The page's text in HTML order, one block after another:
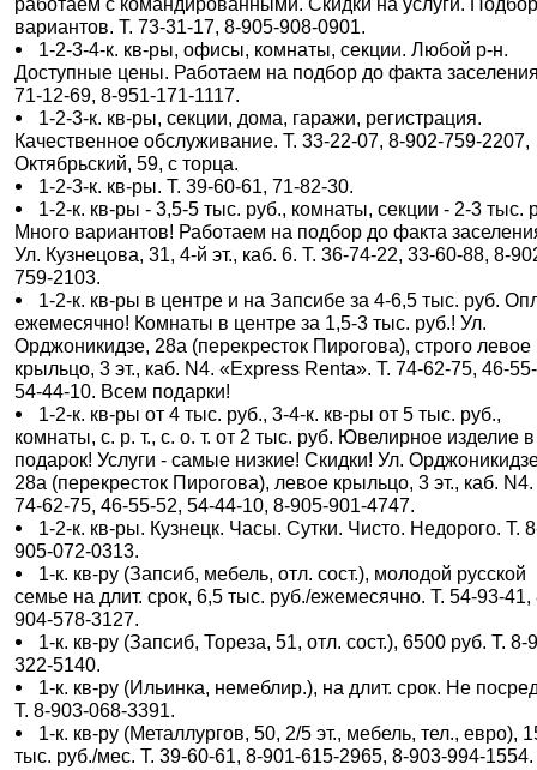
вариантов. Т. 73-31-17, 8-905-908-0901.
1-2-3-4-к. кв-ры, офисы, комнаты, секции. Любой р-н.
Доступные цены. Работаем на подбор до факта
71-12-69, 8-951-171-1117.
1-2-3-к. кв-ры, секции, дома, гаражи, регистрация.
Качественное обслуживание. Т. 33-22-07, 8-902-759-2207,
Октябрьский, 59, с торца.
1-2-3-к. кв-ры. Т. 39-60-61, 71-82-30.
1-2-к. кв-ры - 3,5-5 тыс. руб., комнаты, секции - 2-3 тыс.
Много вариантов! Работаем на подбор до факта
Ул. Кузнецова, 31, 4-й эт., каб. 6. Т. 36-74-22, 33-60-88, 8-
759-2103.
1-2-к. кв-ры в центре и на Запсибе за 4-6,5 тыс. руб.
ежемесячно! Комнаты в центре за 1,5-3 тыс. руб.! Ул.
Орджоникидзе, 28а (перекресток Пирогова), строго левое
крыльцо, 3 эт., каб. N4. «Express Renta». Т. 74-62-75, 46-
54-44-10. Всем подарки!
1-2-к. кв-ры от 4 тыс. руб., 3-4-к. кв-ры от 5 тыс. руб.,
комнаты, с. р. т., с. о. т. от 2 тыс. руб. Ювелирное изделие в
подарок! Услуги - самые низкие! Скидки! Ул.
28а (перекресток Пирогова), левое крыльцо, 3 эт., каб. N4.
74-62-75, 46-55-52, 54-44-10, 8-905-901-4747.
1-2-к. кв-ры. Кузнецк. Часы. Сутки. Чисто. Недорого. Т.
905-072-0313.
1-к. кв-ру (Запсиб, мебель, отл. сост.), молодой русской
семье на длит. срок, 6,5 тыс. руб./ежемесячно. Т. 54-93-41,
904-578-3127.
1-к. кв-ру (Запсиб, Тореза, 51, отл. сост.), 6500 руб. Т. 8-
322-5140.
1-к. кв-ру (Ильинка, немеблир.), на длит. срок. Не
Т. 8-903-068-3391.
1-к. кв-ру (Металлургов, 50, 2/5 эт., мебель, тел., евро),
тыс. руб./мес. Т. 39-60-61, 8-901-615-2965, 8-903-994-1554.